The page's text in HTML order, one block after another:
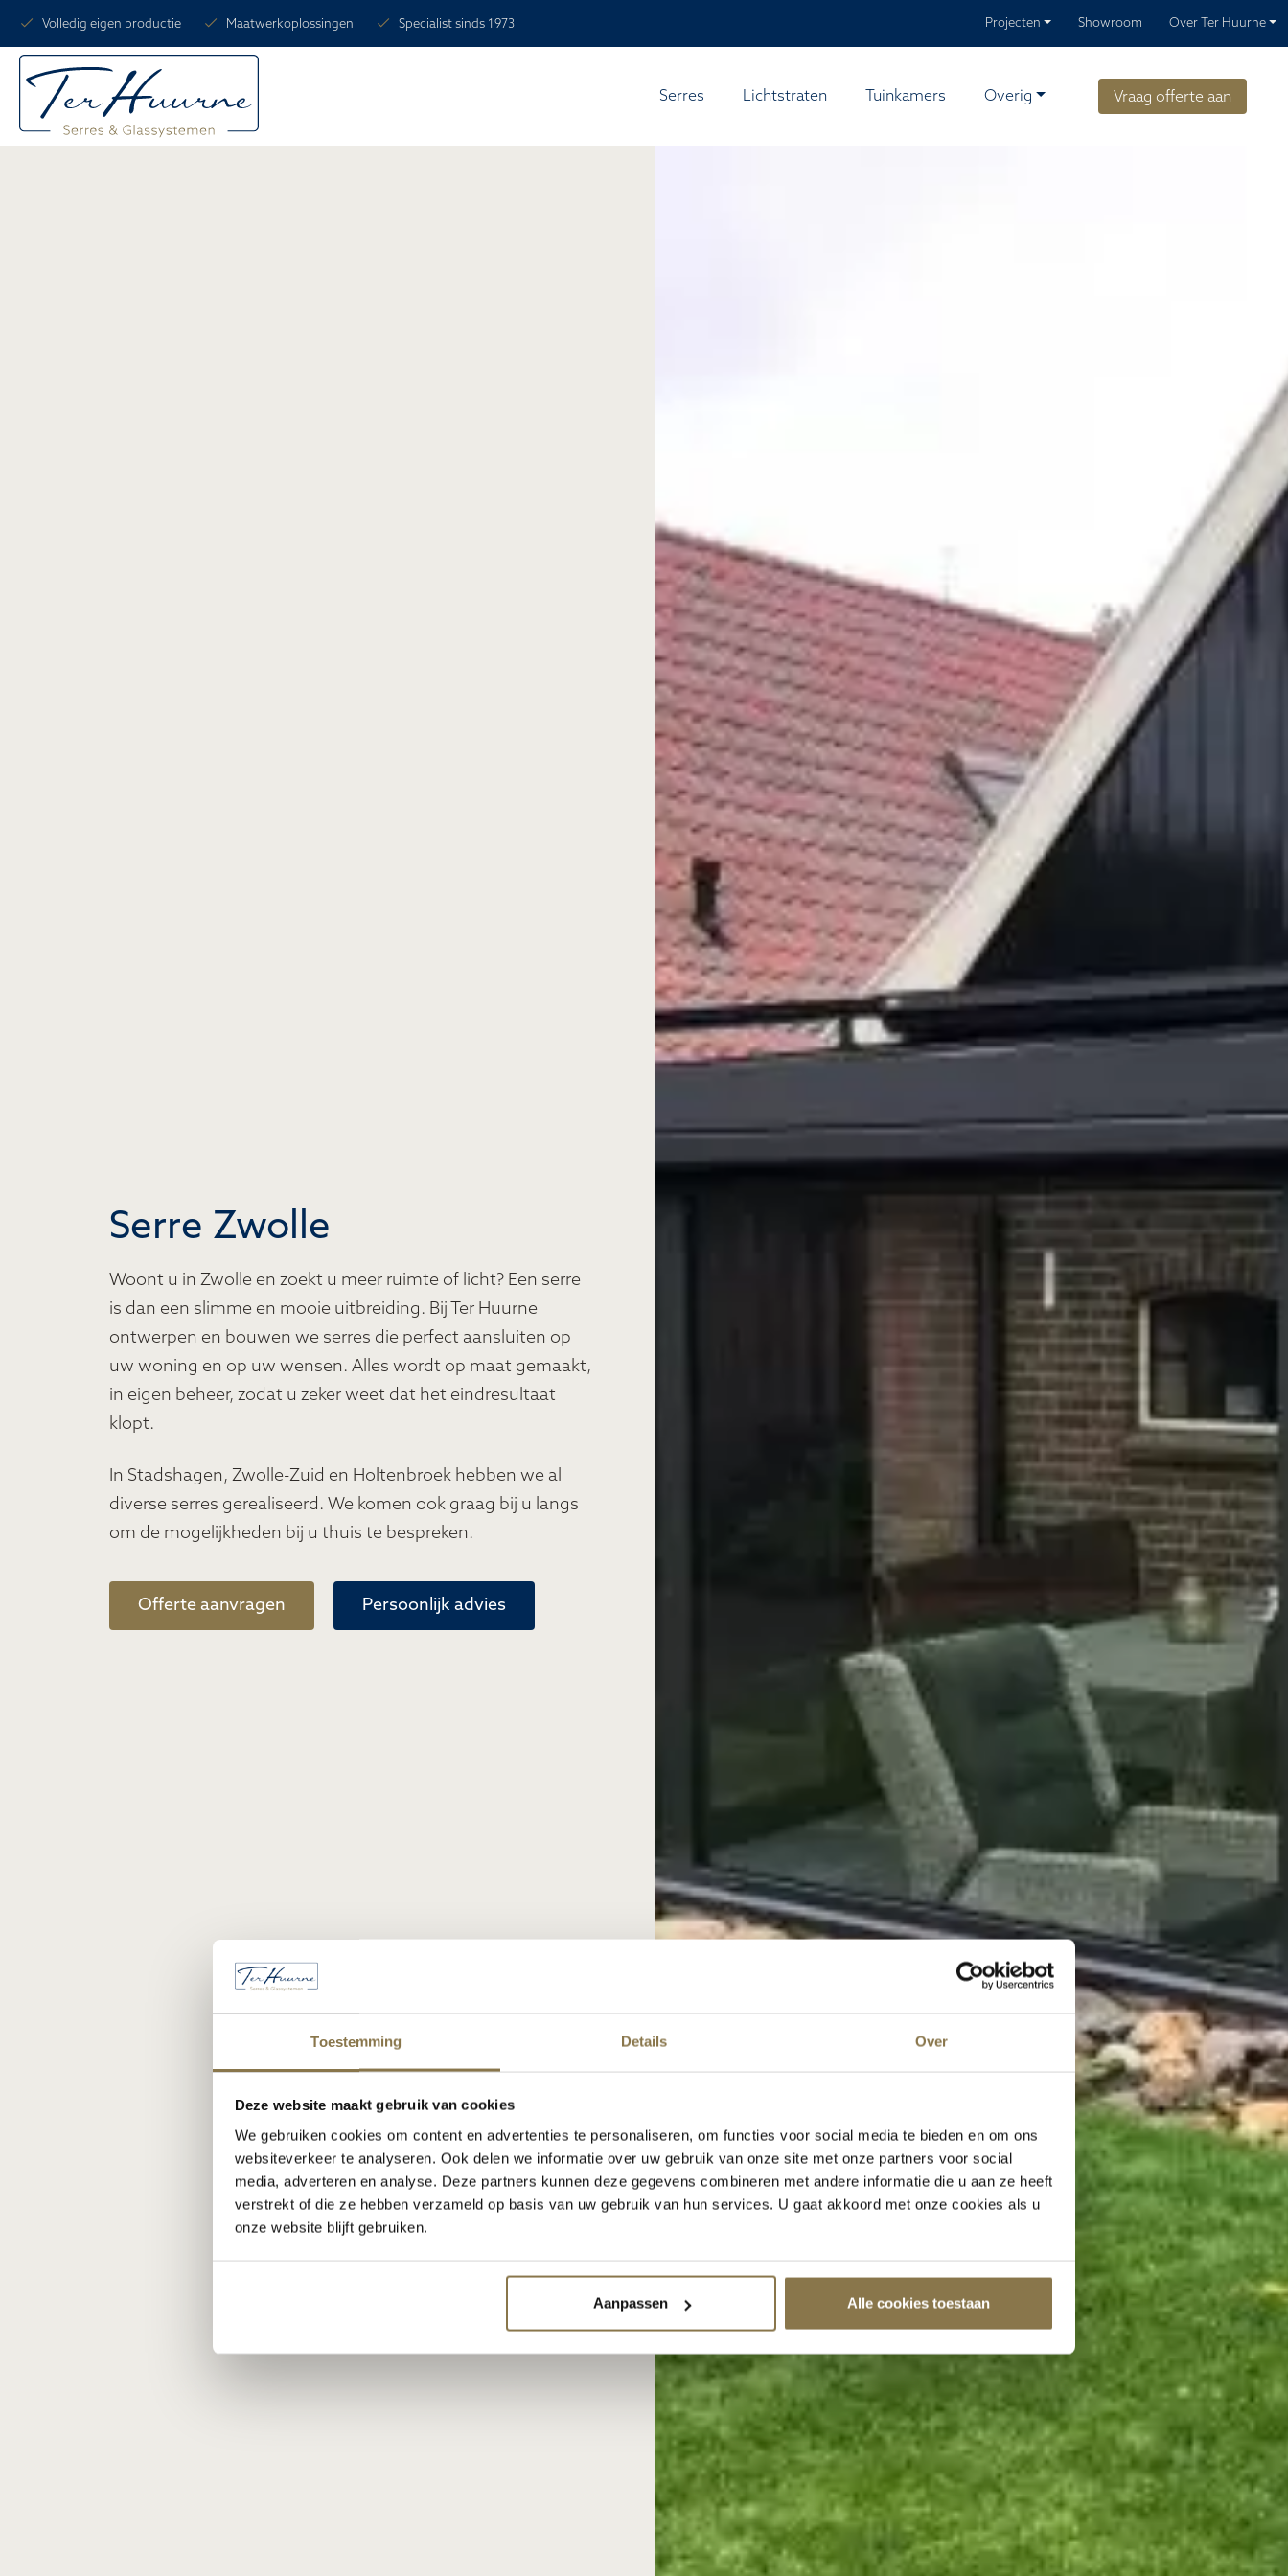
Toestemming Details Over
Deze website maakt gebruik van cookies
We gebruiken cookies om content en advertenties te personaliseren, om functies voor social media te bieden en om ons
websiteverkeer te analyseren. Ook delen we informatie over uw gebruik van onze site met onze partners voor social
media, adverteren en analyse. Deze partners kunnen deze gegevens combineren met andere informatie die u aan ze heeft
verstrekt of die ze hebben verzameld op basis van uw gebruik van hun services. U gaat akkoord met onze cookies als u
onze website blijft gebruiken.
Aanpassen Alle cookies toestaan
Volledig eigen productie Maatwerkoplossingen Specialist sinds 1973 Projecten Showroom Over Ter Huurne
Serres Lichtstraten Tuinkamers Overig Vraag offerte aan
Serre Zwolle
Woont u in Zwolle en zoekt u meer ruimte of licht? Een serre
is dan een slimme en mooie uitbreiding. Bij Ter Huurne
ontwerpen en bouwen we serres die perfect aansluiten op
uw woning en op uw wensen. Alles wordt op maat gemaakt,
in eigen beheer, zodat u zeker weet dat het eindresultaat
klopt.
In Stadshagen, Zwolle-Zuid en Holtenbroek hebben we al
diverse serres gerealiseerd. We komen ook graag bij u langs
om de mogelijkheden bij u thuis te bespreken.
Offerte aanvragen Persoonlijk advies